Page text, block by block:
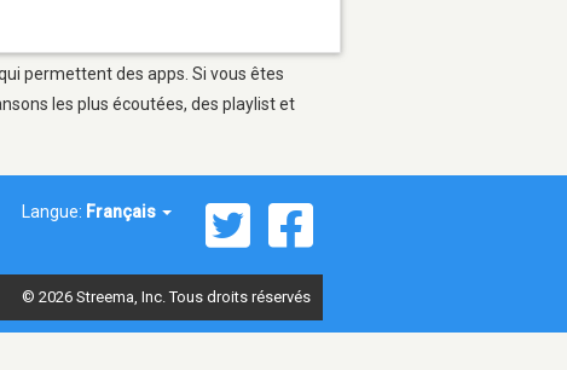
permettent des apps. Si vous êtes
les plus écoutées, des playlist et
Langue: Français
© 2026 Streema, Inc. Tous droits réservés